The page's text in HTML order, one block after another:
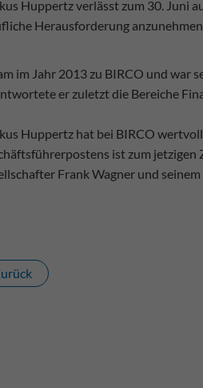
Huppertz verlässt zum 30. Juni
Herausforderung
im Jahr 2013 zu BIRCO und war
er zuletzt die Bereiche
Huppertz hat bei BIRCO
ist zum
Frank Wagner und